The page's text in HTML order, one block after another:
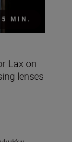
5 MIN.
Lax on
lenses